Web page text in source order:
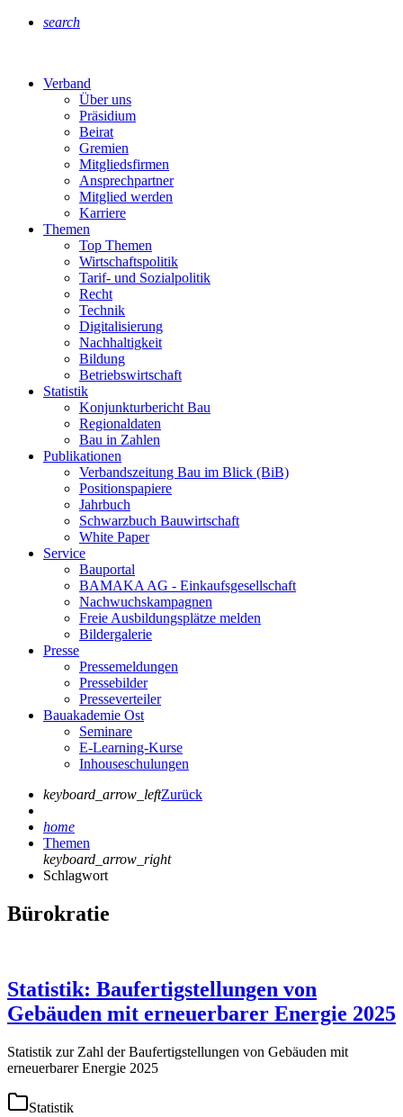
search
Verband
Über uns
Präsidium
Beirat
Gremien
Mitgliedsfirmen
Ansprechpartner
Mitglied werden
Karriere
Themen
Top Themen
Wirtschaftspolitik
Tarif- und Sozialpolitik
Recht
Technik
Digitalisierung
Nachhaltigkeit
Bildung
Betriebswirtschaft
Statistik
Konjunkturbericht Bau
Regionaldaten
Bau in Zahlen
Publikationen
Verbandszeitung Bau im Blick (BiB)
Positionspapiere
Jahrbuch
Schwarzbuch Bauwirtschaft
White Paper
Service
Bauportal
BAMAKA AG - Einkaufsgesellschaft
Nachwuchskampagnen
Freie Ausbildungsplätze melden
Bildergalerie
Presse
Pressemeldungen
Pressebilder
Presseverteiler
Bauakademie Ost
Seminare
E-Learning-Kurse
Inhouseschulungen
keyboard_arrow_leftZurück
home
Themen
keyboard_arrow_right
Schlagwort
Bürokratie
Statistik: Baufertigstellungen von
Gebäuden mit erneuerbarer Energie 2025
Statistik zur Zahl der Baufertigstellungen von Gebäuden mit
erneuerbarer Energie 2025
Statistik